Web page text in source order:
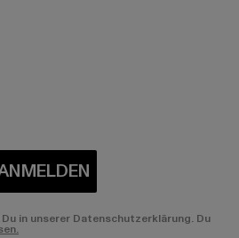
in unserer Datenschutzerklärung. Du